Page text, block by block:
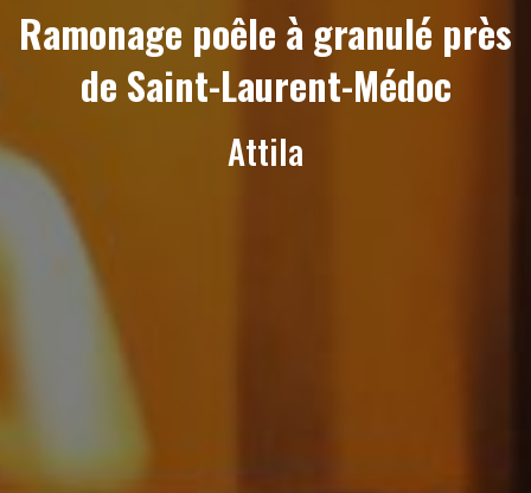
Ramonage poêle à granulé près
de Saint-Laurent-Médoc
Attila